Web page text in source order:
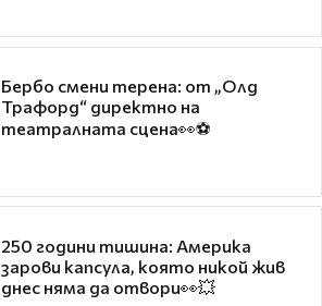
Бербо смени терена: от „Олд
Трафорд“ директно на
театралната сцена👀⚽
250 години тишина: Америка
зарови капсула, която никой жив
днес няма да отвори👀💥